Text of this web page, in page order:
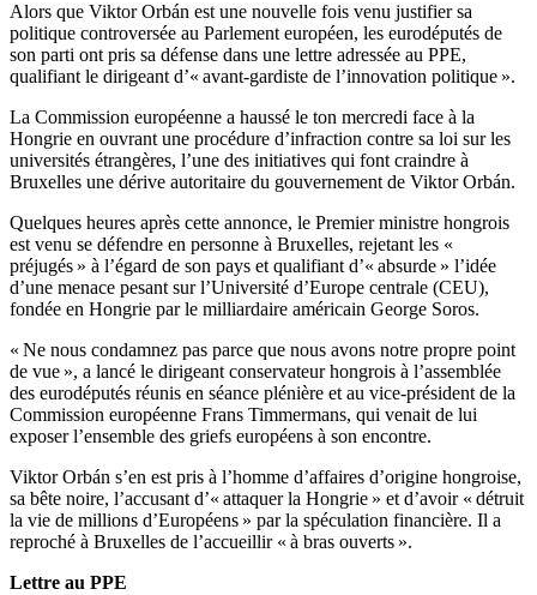
Alors que Viktor Orbán est une nouvelle fois venu justifier sa
politique controversée au Parlement européen, les eurodéputés de
son parti ont pris sa défense dans une lettre adressée au PPE,
qualifiant le dirigeant d’« avant-gardiste de l’innovation politique ».
La Commission européenne a haussé le ton mercredi face à la
Hongrie en ouvrant une procédure d’infraction contre sa loi sur les
universités étrangères, l’une des initiatives qui font craindre à
Bruxelles une dérive autoritaire du gouvernement de Viktor Orbán.
Quelques heures après cette annonce, le Premier ministre hongrois
est venu se défendre en personne à Bruxelles, rejetant les «
préjugés » à l’égard de son pays et qualifiant d’« absurde » l’idée
d’une menace pesant sur l’Université d’Europe centrale (CEU),
fondée en Hongrie par le milliardaire américain George Soros.
« Ne nous condamnez pas parce que nous avons notre propre point
de vue », a lancé le dirigeant conservateur hongrois à l’assemblée
des eurodéputés réunis en séance plénière et au vice-président de la
Commission européenne Frans Timmermans, qui venait de lui
exposer l’ensemble des griefs européens à son encontre.
Viktor Orbán s’en est pris à l’homme d’affaires d’origine hongroise,
sa bête noire, l’accusant d’« attaquer la Hongrie » et d’avoir « détruit
la vie de millions d’Européens » par la spéculation financière. Il a
reproché à Bruxelles de l’accueillir « à bras ouverts ».
Lettre au PPE